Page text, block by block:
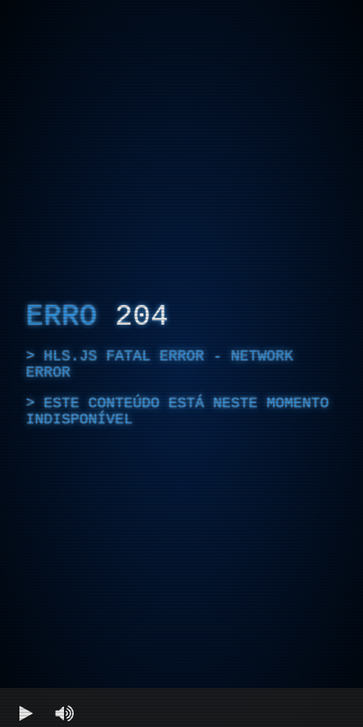
ERRO 204
HLS.JS FATAL ERROR - NETWORK
ERROR
ESTE CONTEÚDO ESTÁ NESTE MOMENTO
INDISPONÍVEL